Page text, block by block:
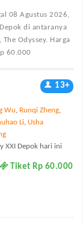
08 Agustus 2026,
di antaranya
Odyssey. Harga
60.000
13+
Wu, Runqi Zheng,
Li, Usha
XXI Depok hari ini
Tiket Rp 60.000